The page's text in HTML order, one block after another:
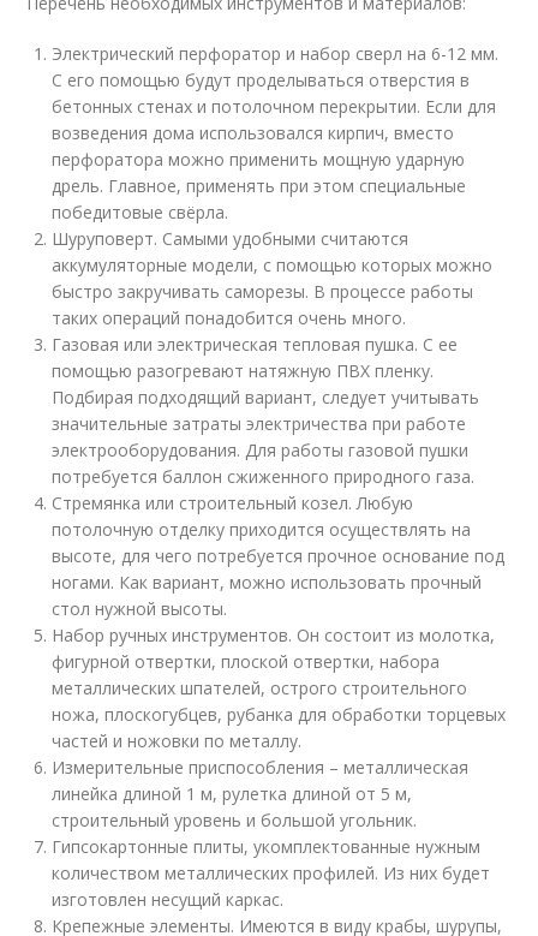
Электрический перфоратор и набор сверл на 6-12 мм.
С его помощью будут проделываться отверстия в
бетонных стенах и потолочном перекрытии. Если для
возведения дома использовался кирпич, вместо
перфоратора можно применить мощную ударную
дрель. Главное, применять при этом специальные
победитовые свёрла.
Шуруповерт. Самыми удобными считаются
аккумуляторные модели, с помощью которых можно
быстро закручивать саморезы. В процессе работы
таких операций понадобится очень много.
Газовая или электрическая тепловая пушка. С ее
помощью разогревают натяжную ПВХ пленку.
Подбирая подходящий вариант, следует учитывать
значительные затраты электричества при работе
электрооборудования. Для работы газовой пушки
потребуется баллон сжиженного природного газа.
Стремянка или строительный козел. Любую
потолочную отделку приходится осуществлять на
высоте, для чего потребуется прочное основание под
ногами. Как вариант, можно использовать прочный
стол нужной высоты.
Набор ручных инструментов. Он состоит из молотка,
фигурной отвертки, плоской отвертки, набора
металлических шпателей, острого строительного
ножа, плоскогубцев, рубанка для обработки торцевых
частей и ножовки по металлу.
Измерительные приспособления – металлическая
линейка длиной 1 м, рулетка длиной от 5 м,
строительный уровень и большой угольник.
Гипсокартонные плиты, укомплектованные нужным
количеством металлических профилей. Из них будет
изготовлен несущий каркас.
Крепежные элементы. Имеются в виду крабы, шурупы,